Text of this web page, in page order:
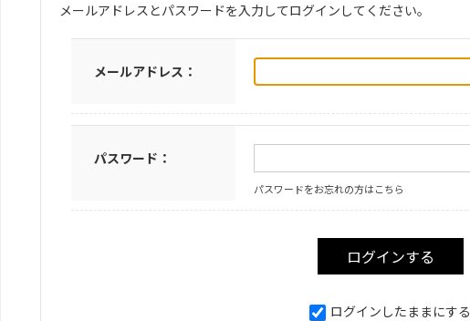
メールアドレスとパスワードを入力してログインしてください。
メールアドレス：
パスワード：
パスワードをお忘れの方はこちら
ログインしたままにする